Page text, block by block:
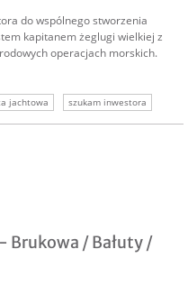
do wspólnego stworzenia
kapitanem żeglugi wielkiej z
operacjach morskich.
jachtowa
szukam inwestora
Brukowa / Bałuty /